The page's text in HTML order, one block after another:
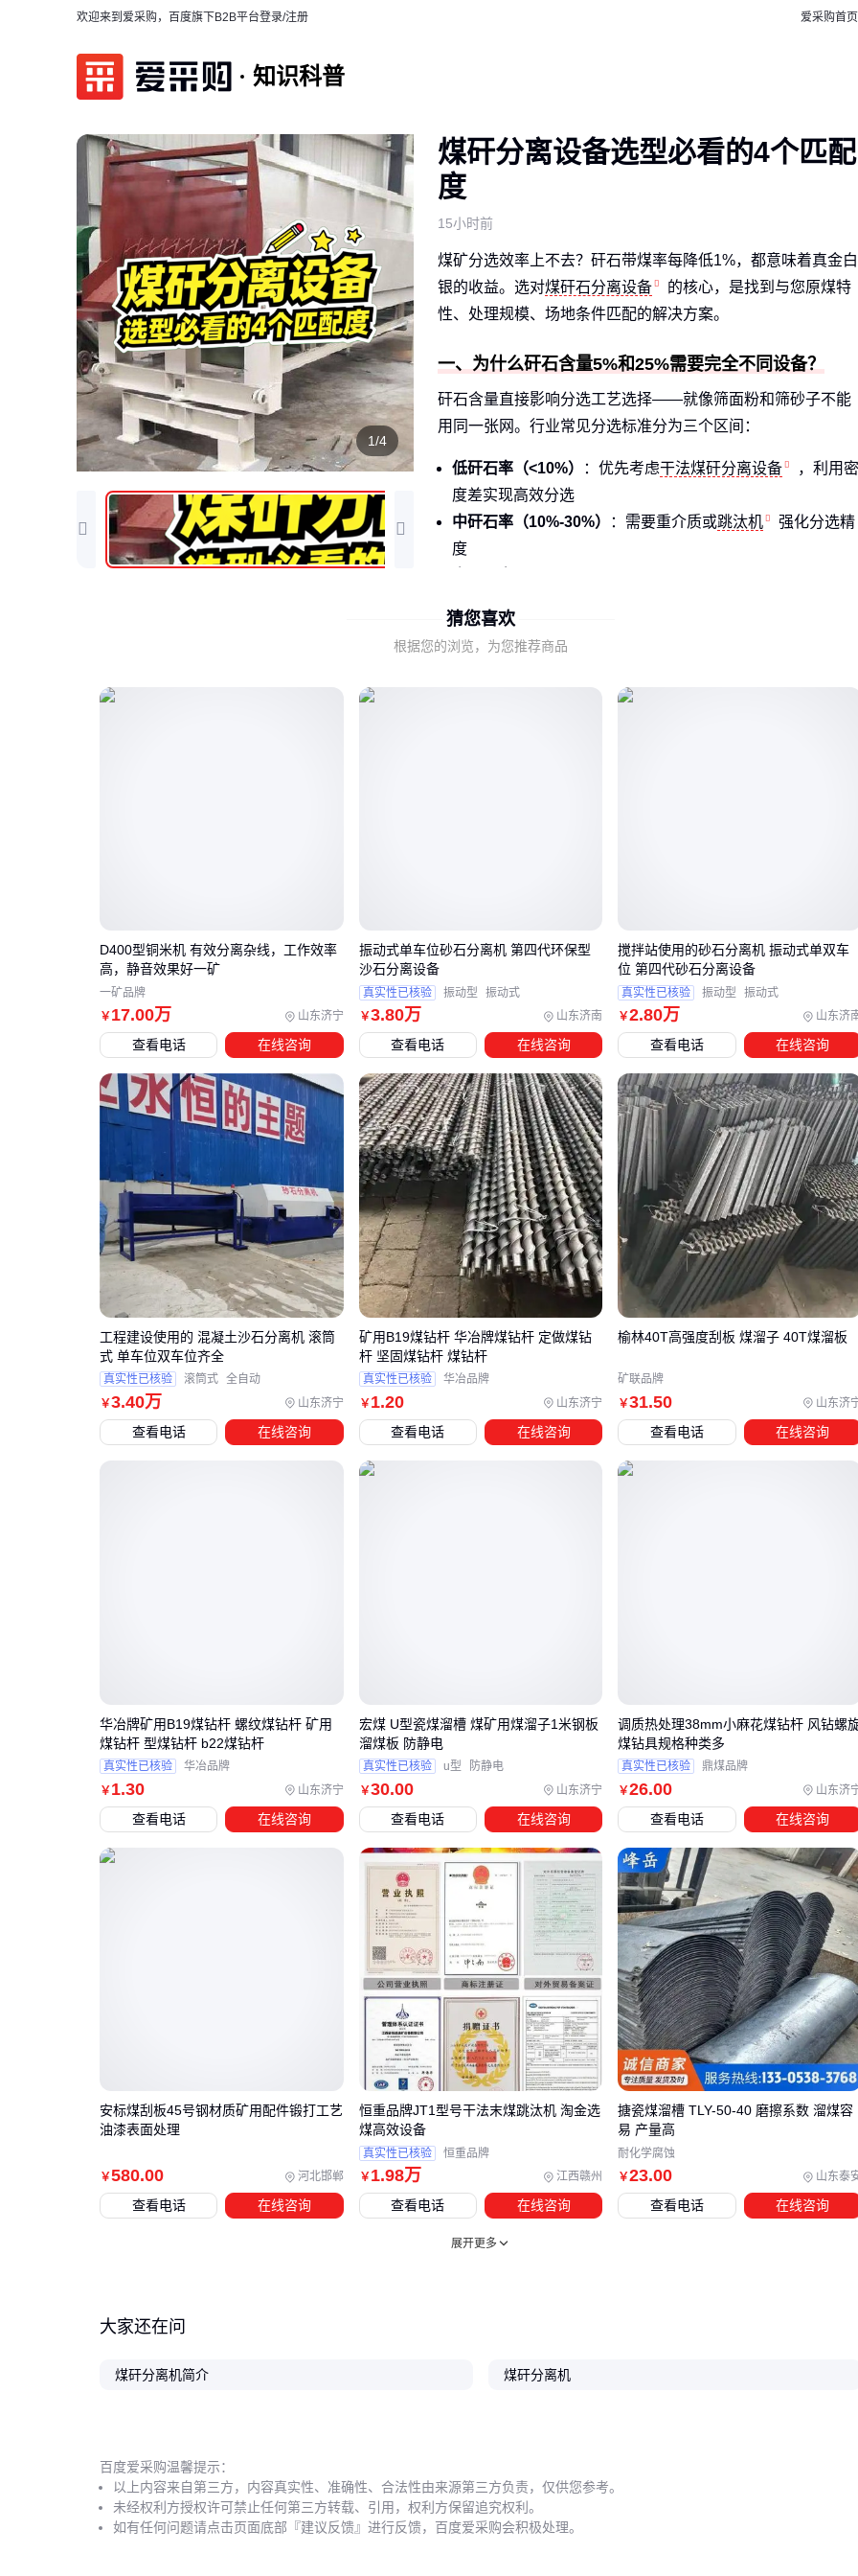
欢迎来到爱采购，百度旗下B2B平台登录/注册 爱采购首页
知识科普
1/4
煤矸分离设备选型必看的4个匹配
度
15小时前
煤矿分选效率上不去？矸石带煤率每降低1%，都意味着真金白
银的收益。选对煤矸石分离设备
的核心，是找到与您原煤特
性、处理规模、场地条件匹配的解决方案。
一、为什么矸石含量5%和25%需要完全不同设备？
矸石含量直接影响分选工艺选择——就像筛面粉和筛砂子不能
用同一张网。行业常见分选标准分为三个区间：
低矸石率（<10%） ：优先考虑干法煤矸分离设备
，利用密
度差实现高效分选
中矸石率（10%-30%）
：需要重介质或跳汰机
强化分选精
度
处理粘湿物料时，这种多级联动设计能避免筛孔堵塞，特别适
合含泥量高的矿区。
二、风选、重介质、X射线分选究竟差在哪？
选，重介质适合高精度洗选厂。
三、处理量、矸石率、电耗怎么平衡？
选型需要四个维度交叉验证，这里用表格对比典型方案：
方案类型 适用场景 电耗成本
风选设备 低矸率干燥原煤 0.8-1.2元/吨
重介质分选 高精度洗选 2.5-3.5元/吨
智能光电分选 复杂混合物料 1.8-2.2元/吨
智能煤矸分选系统特别适合矸石成分复杂的矿井，其气动剔除
装置能实现毫米级分选精度。某矿区使用后精煤回收率提升
9%，每年增收超300万元。
对于中小型煤矿，模块化设计的
安装周期可缩短40%。
四、分离后矸石输送和除尘怎么解决？
很多用户买完主机才发现配套系统才是"隐形成本黑洞"。必须
五、为什么同样设备有人用3年有人用1年？
维护盲区往往藏在细节里：
：锰钢筛片每800小时需翻转使用，寿命可延长2倍
轴承润滑
：高温工况下要改用二硫化钼润滑脂
动态平衡：振动筛每季度要做动平衡检测
应急处理 ：备一套破碎机 刀盘应对矸石卡死
⚠️ 注意：用 方形摇摆筛
处理粘湿物料时，每周需高压水枪冲
洗筛网。
选煤炭分选机
就像配眼镜——度数要对准才有清晰视野。先
明确原煤含矸率、处理量和场地限制这三个硬指标，再对比不
同方案的投资回报周期。特殊工况下，组合方案往往比单一设
备更经济。
猜您喜欢
根据您的浏览，为您推荐商品
￥ 17.00万 山东济宁
D400型铜米机 有效分离杂线，工作效率
高，静音效果好一矿
一矿品牌
查看电话 在线咨询
￥3.80万 山东济南
振动式单车位砂石分离机 第四代环保型
沙石分离设备
真实性已核验 振动型 振动式
查看电话 在线咨询
￥2.80万 山东济
搅拌站使用的砂石分离机 振动式单双车
位 第四代砂石分离设备
真实性已核验 振动型 振动式
查看电话 在线咨询
￥3.40万 山东济宁
工程建设使用的 混凝土沙石分离机 滚筒
式 单车位双车位齐全
真实性已核验 滚筒式 全自动
查看电话 在线咨询
￥ 1.20 山东济宁
矿用B19煤钻杆 华冶牌煤钻杆 定做煤钻
杆 坚固煤钻杆 煤钻杆
真实性已核验 华冶品牌
查看电话 在线咨询
￥31.50 山东济
榆林40T高强度刮板 煤溜子 40T煤溜板
矿联品牌
查看电话 在线咨询
￥1.30 山东济宁
华冶牌矿用B19煤钻杆 螺纹煤钻杆 矿用
煤钻杆 型煤钻杆 b22煤钻杆
真实性已核验 华冶品牌
查看电话 在线咨询
￥30.00 山东济宁
宏煤 U型瓷煤溜槽 煤矿用煤溜子1米钢板
溜煤板 防静电
真实性已核验 u型 防静电
查看电话 在线咨询
￥26.00 山东济
调质热处理38mm小麻花煤钻杆 风钻螺
煤钻具规格种类多
真实性已核验 鼎煤品牌
查看电话 在线咨询
￥580.00 河北邯郸
安标煤刮板45号钢材质矿用配件锻打工艺
油漆表面处理
查看电话 在线咨询
￥ 1.98万 江西赣州
恒重品牌JT1型号干法末煤跳汰机 淘金选
煤高效设备
真实性已核验 恒重品牌
查看电话 在线咨询
￥23.00 山东泰
搪瓷煤溜槽 TLY-50-40 磨擦系数 溜煤容
易 产量高
耐化学腐蚀
查看电话 在线咨询
展开更多
大家还在问
煤矸分离机简介 煤矸分离机
百度爱采购温馨提示：
以上内容来自第三方，内容真实性、准确性、合法性由来源第三方负责，仅供您参考。
未经权利方授权许可禁止任何第三方转载、引用，权利方保留追究权利。
如有任何问题请点击页面底部『建议反馈』进行反馈，百度爱采购会积极处理。